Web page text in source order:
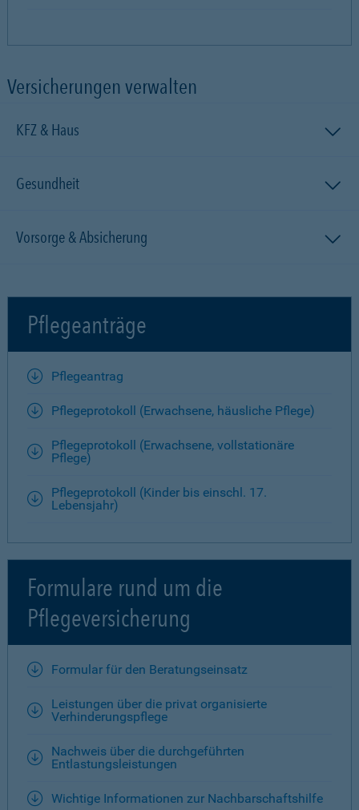
Versicherungen verwalten
KFZ & Haus
Gesundheit
Vorsorge & Absicherung
Pflegeanträge
Pflegeantrag
Pflegeprotokoll (Erwachsene, häusliche Pflege)
Pflegeprotokoll (Erwachsene, vollstationäre
Pflege)
Pflegeprotokoll (Kinder bis einschl. 17.
Lebensjahr)
Formulare rund um die
Pflegeversicherung
Formular für den Beratungseinsatz
Leistungen über die privat organisierte
Verhinderungspflege
Nachweis über die durchgeführten
Entlastungsleistungen
Wichtige Informationen zur Nachbarschaftshilfe